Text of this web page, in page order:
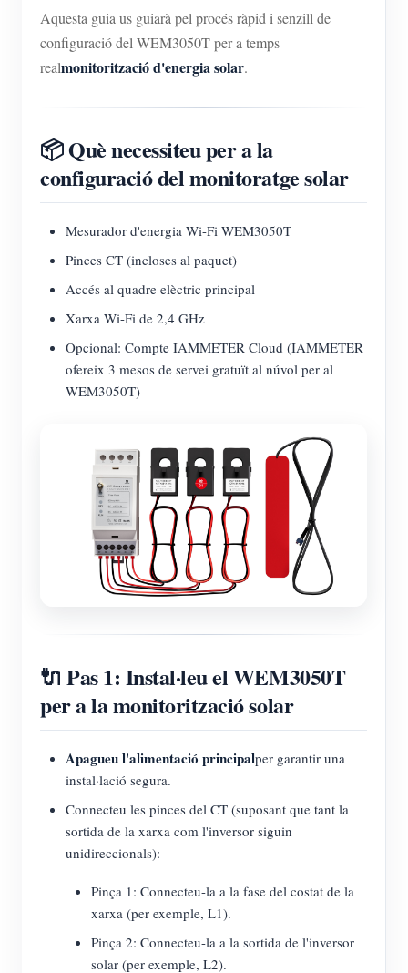
Aquesta guia us guiarà pel procés ràpid i senzill de
configuració del WEM3050T per a temps
realmonitorització d'energia solar.
📦 Què necessiteu per a la
configuració del monitoratge solar
Mesurador d'energia Wi-Fi WEM3050T
Pinces CT (incloses al paquet)
Accés al quadre elèctric principal
Xarxa Wi-Fi de 2,4 GHz
Opcional: Compte IAMMETER Cloud (IAMMETER
ofereix 3 mesos de servei gratuït al núvol per al
WEM3050T)
🔌 Pas 1: Instal·leu el WEM3050T
per a la monitorització solar
Apagueu l'alimentació principalper garantir una
instal·lació segura.
Connecteu les pinces del CT (suposant que tant la
sortida de la xarxa com l'inversor siguin
unidireccionals):
Pinça 1: Connecteu-la a la fase del costat de la
xarxa (per exemple, L1).
Pinça 2: Connecteu-la a la sortida de l'inversor
solar (per exemple, L2).